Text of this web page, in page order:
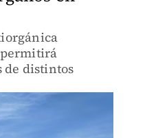
permitirá
de distintos